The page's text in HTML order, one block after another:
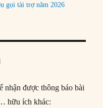
gọi tài trợ năm 2026
nhận được thông báo bài
hữu ích khác: